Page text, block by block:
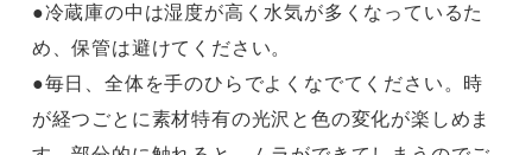
●冷蔵庫の中は湿度が高く水気が多くなっているた
め、保管は避けてください。
●毎日、全体を手のひらでよくなでてください。時
が経つごとに素材特有の光沢と色の変化が楽しめま